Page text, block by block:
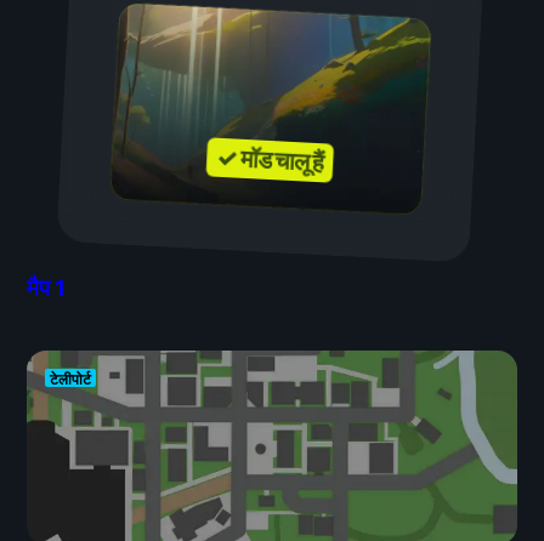
✓ मॉड चालू हैं
मैप1
टेलीपोर्ट